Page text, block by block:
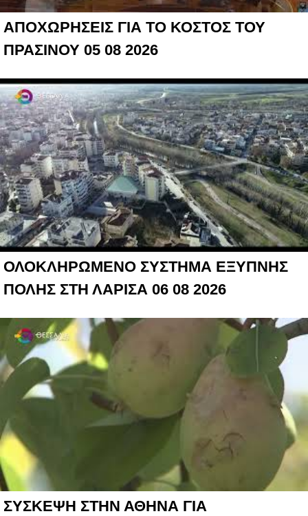
ΑΠΟΧΩΡΗΣΕΙΣ ΓΙΑ ΤΟ ΚΟΣΤΟΣ ΤΟΥ
ΠΡΑΣΙΝΟΥ 05 08 2026
ΟΛΟΚΛΗΡΩΜΕΝΟ ΣΥΣΤΗΜΑ ΕΞΥΠΝΗΣ
ΠΟΛΗΣ ΣΤΗ ΛΑΡΙΣΑ 06 08 2026
ΣΥΣΚΕΨΗ ΣΤΗΝ ΑΘΗΝΑ ΓΙΑ